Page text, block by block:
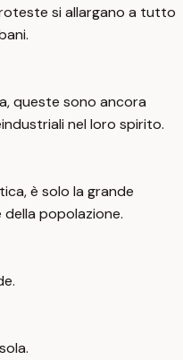
si allargano a tutto
queste sono ancora
nel loro spirito.
è solo la grande
popolazione.